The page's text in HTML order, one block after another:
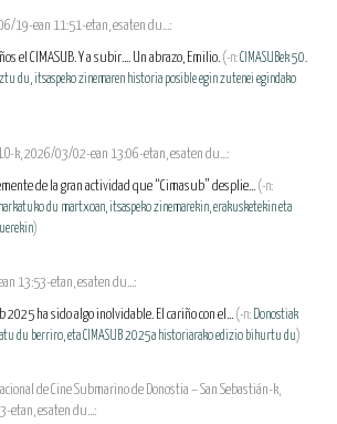
19-ean 11:51-etan, esaten du...:
el CIMASUB. Y a subir.... Un abrazo, Emilio. (-n:CIMASUBek 50.
du, itsaspeko zinemaren historia posible egin zutenei egindako
k, 2026/03/02-ean 13:06-etan, esaten du...:
de la gran actividad que “Cimasub” desplie... (-n:
du martxoan, itsaspeko zinemarekin, erakusketekin eta
)
13:53-etan, esaten du...:
2025 ha sido algo inolvidable. El cariño con el... (-n: Donostiak
du berriro, eta CIMASUB 2025a historiarako edizio bihurtu du)
de Cine Submarino de Donostia – San Sebastián-k,
etan, esaten du...: